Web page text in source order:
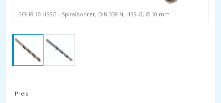
BOHR 10 HSSG - Spiralbohrer, DIN 338 N, HSS-G, Ø 10 mm
Preis